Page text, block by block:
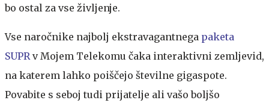
bo ostal za vse življenje.
Vse naročnike najbolj ekstravagantnega paketa
SUPR v Mojem Telekomu čaka interaktivni zemljevid,
na katerem lahko poiščejo številne gigaspote.
Povabite s seboj tudi prijatelje ali vašo boljšo